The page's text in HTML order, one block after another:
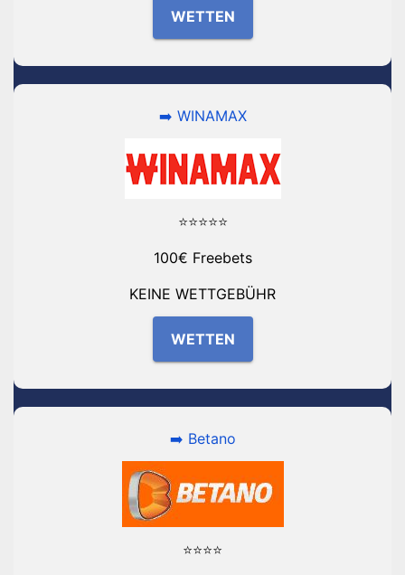
WETTEN
➡️ WINAMAX
⭐⭐⭐⭐⭐
100€ Freebets
KEINE WETTGEBÜHR
WETTEN
➡️ Betano
⭐⭐⭐⭐